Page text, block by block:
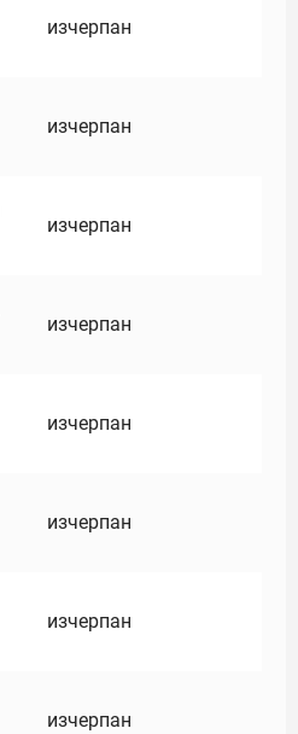
изчерпан
изчерпан
изчерпан
изчерпан
изчерпан
изчерпан
изчерпан
изчерпан